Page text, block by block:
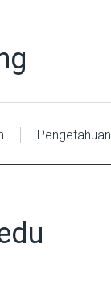
Pengetahuan